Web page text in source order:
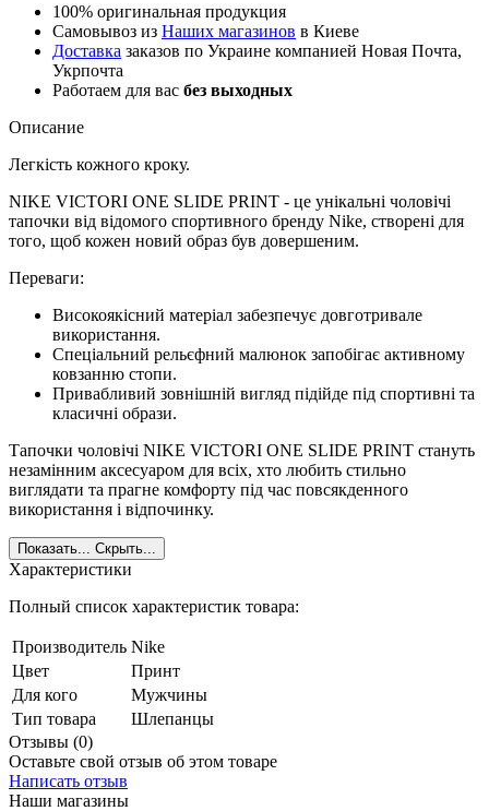
100% оригинальная продукция
Самовывоз из Наших магазинов в Киеве
Доставка заказов по Украине компанией Новая Почта,
Укрпочта
Работаем для вас без выходных
Описание
Легкість кожного кроку.
NIKE VICTORI ONE SLIDE PRINT - це унікальні чоловічі
тапочки від відомого спортивного бренду Nike, створені для
того, щоб кожен новий образ був довершеним.
Переваги:
Високоякісний матеріал забезпечує довготривале
використання.
Спеціальний рельєфний малюнок запобігає активному
ковзанню стопи.
Привабливий зовнішній вигляд підійде під спортивні та
класичні образи.
Тапочки чоловічі NIKE VICTORI ONE SLIDE PRINT стануть
незамінним аксесуаром для всіх, хто любить стильно
виглядати та прагне комфорту під час повсякденного
використання і відпочинку.
Показать... Скрыть...
Характеристики
Полный список характеристик товара:
Производитель Nike
Цвет
Принт
Для кого
Мужчины
Тип товара
Шлепанцы
Отзывы (0)
Оставьте свой отзыв об этом товаре
Написать отзыв
Наши магазины